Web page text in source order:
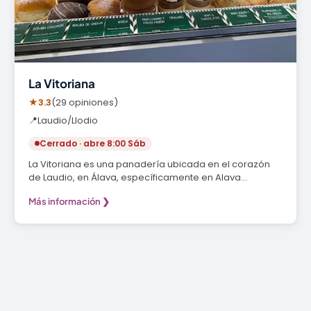
La Vitoriana
★3.3(29 opiniones)
📍Laudio/Llodio
Cerrado · abre 8:00 Sáb
La Vitoriana es una panadería ubicada en el corazón
de Laudio, en Álava, específicamente en Alava…
Más información ❯